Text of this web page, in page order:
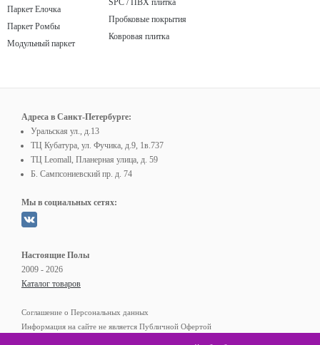
Паркет Елочка
Паркет Ромбы
Модульный паркет
SPC / ПВХ плитка
Пробковые покрытия
Ковровая плитка
Адреса в Санкт-Петербурге:
Уральская ул., д.13
ТЦ Кубатура, ул. Фучика, д.9, 1в.737
ТЦ Leomall, Планерная улица, д. 59
Б. Сампсониевский пр. д. 74
Мы в социальных сетях:
Настоящие Полы
2009 - 2026
Каталог товаров
Соглашение о Персональных данных
Информация на сайте не является Публичной Офертой